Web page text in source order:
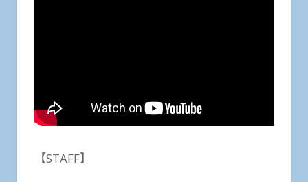
【STAFF】